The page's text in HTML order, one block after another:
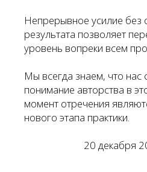
Непрерывное усилие без
результата позволяет
уровень вопреки всем
Мы всегда знаем, что нас
понимание авторства в
момент отречения
нового этапа практики.
20 декабря